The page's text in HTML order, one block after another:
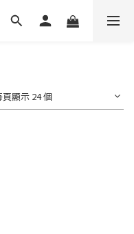
頁顯示 24 個